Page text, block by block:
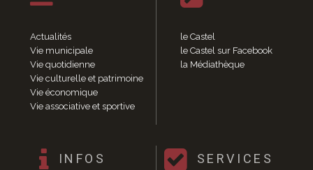
Délibérations 2011
Délibérations 2010
Délibérations 2009
Délibérations 2008
Agenda réunions publiques
Marchés publics
Vie quotidienne
Actualités
Vie municipale
Vie quotidienne
Vie culturelle et patrimoine
Vie économique
Vie associative et sportive
le Castel
le Castel sur Facebook
la Médiathèque
INFOS SERVICES